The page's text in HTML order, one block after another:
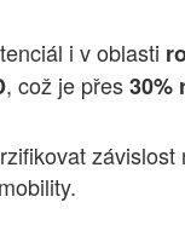
i v oblasti
, což je přes30%